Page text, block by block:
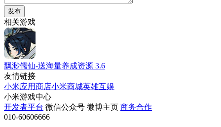
发布
相关游戏
飘渺儒仙-送海量养成资源 3.6
友情链接
小米应用商店小米商城英雄互娱
小米游戏中心
开发者平台 微信公众号 微博主页 商务合作
010-60606666